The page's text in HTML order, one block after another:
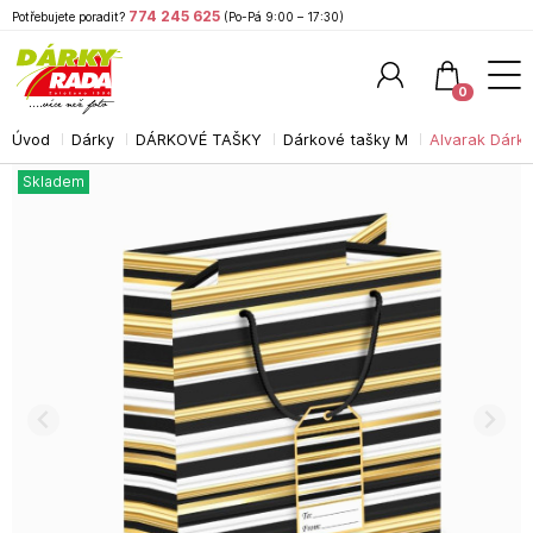
Úvod Dárky DÁRKOVÉ TAŠKY Dárkové tašky M Alvarak
Skladem
Potřebujete poradit? 774 245 625 (Po-Pá 9:00 – 17:30)
0